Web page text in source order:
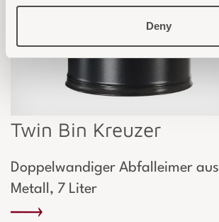
Deny
Twin Bin Kreuzer
Doppelwandiger Abfalleimer aus
Metall, 7 Liter